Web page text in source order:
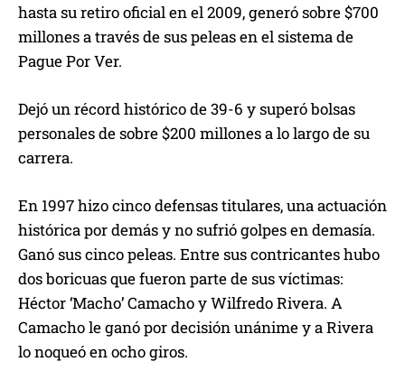
hasta su retiro oficial en el 2009, generó sobre $700
millones a través de sus peleas en el sistema de
Pague Por Ver.
Dejó un récord histórico de 39-6 y superó bolsas
personales de sobre $200 millones a lo largo de su
carrera.
En 1997 hizo cinco defensas titulares, una actuación
histórica por demás y no sufrió golpes en demasía.
Ganó sus cinco peleas. Entre sus contricantes hubo
dos boricuas que fueron parte de sus víctimas:
Héctor ‘Macho’ Camacho y Wilfredo Rivera. A
Camacho le ganó por decisión unánime y a Rivera
lo noqueó en ocho giros.